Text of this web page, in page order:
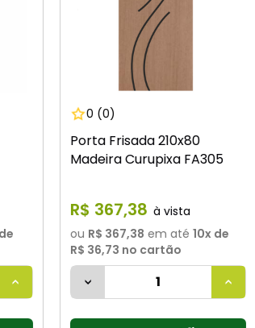
0 (0)
Porta Frisada 210x80
Madeira Curupixa FA305
R$ 367,38
ou R$ 367,38 em até 10x de
R$ 36,73 no cartão